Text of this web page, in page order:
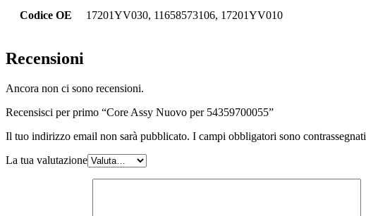
Codice OE 17201YV030, 11658573106, 17201YV010
Recensioni
Ancora non ci sono recensioni.
Recensisci per primo “Core Assy Nuovo per 54359700055”
Il tuo indirizzo email non sarà pubblicato. I campi obbligatori sono contrassegnati
La tua valutazione